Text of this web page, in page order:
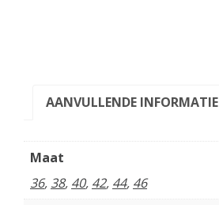
AANVULLENDE INFORMATIE
Maat
36, 38, 40, 42, 44, 46